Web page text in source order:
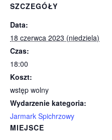
SZCZEGÓŁY
Data:
18 czerwca 2023 (niedziela)
Czas:
18:00
Koszt:
wstęp wolny
Wydarzenie kategoria:
Jarmark Spichrzowy
MIEJSCE